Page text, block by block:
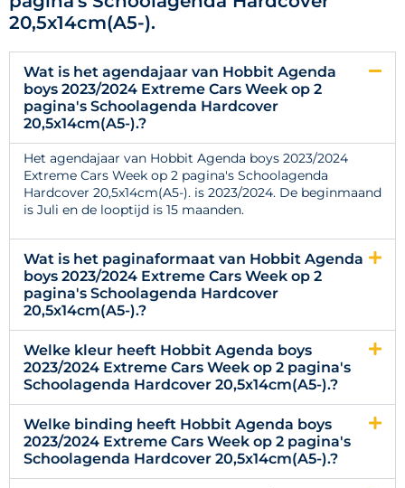
20,5x14cm(A5-).
Wat is het agendajaar van Hobbit Agenda
boys 2023/2024 Extreme Cars Week op 2
pagina's Schoolagenda Hardcover
20,5x14cm(A5-).?
Het agendajaar van Hobbit Agenda boys 2023/2024
Extreme Cars Week op 2 pagina's Schoolagenda
Hardcover 20,5x14cm(A5-). is 2023/2024. De beginmaand
is Juli en de looptijd is 15 maanden.
Wat is het paginaformaat van Hobbit Agenda
boys 2023/2024 Extreme Cars Week op 2
pagina's Schoolagenda Hardcover
20,5x14cm(A5-).?
Welke kleur heeft Hobbit Agenda boys
2023/2024 Extreme Cars Week op 2 pagina's
Schoolagenda Hardcover 20,5x14cm(A5-).?
Welke binding heeft Hobbit Agenda boys
2023/2024 Extreme Cars Week op 2 pagina's
Schoolagenda Hardcover 20,5x14cm(A5-).?